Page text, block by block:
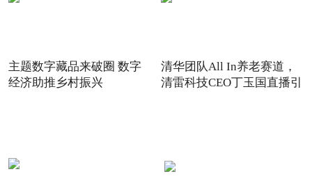
主题数字藏品来破圈 数字
经济助推乡村振兴
清华团队All In养老赛道，
清雷科技CEO丁玉国直播引